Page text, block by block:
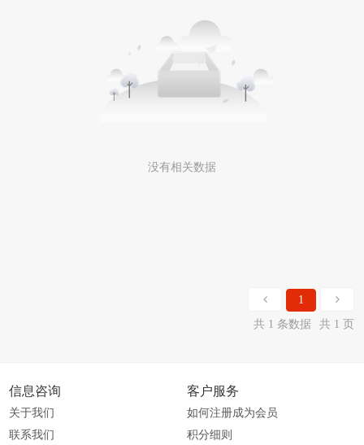
没有相关数据
1
共 1 条数据
共 1 页
信息咨询
关于我们
联系我们
客户服务
如何注册成为会员
积分细则